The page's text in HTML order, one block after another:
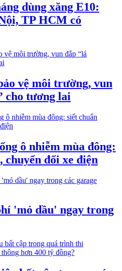
dùng xăng E10:
TP HCM có
vệ môi trường, vun
cho tương lai
ô nhiễm mùa đông:
chuyển đổi xe điện
'mỏ dầu' ngay trong